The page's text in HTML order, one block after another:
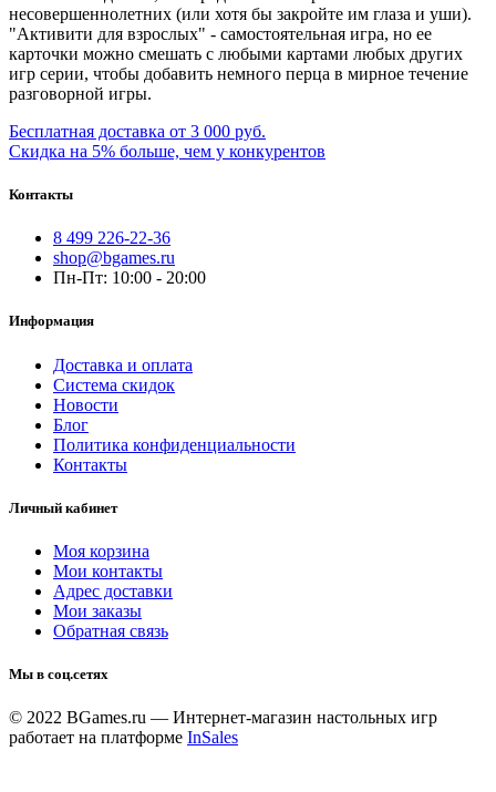
несовершеннолетних (или хотя бы закройте им глаза и уши).
"Активити для взрослых" - самостоятельная игра, но ее
карточки можно смешать с любыми картами любых других
игр серии, чтобы добавить немного перца в мирное течение
разговорной игры.
Бесплатная доставка от 3 000 руб.
Скидка на 5% больше, чем у конкурентов
Контакты
8 499 226-22-36
shop@bgames.ru
Пн-Пт: 10:00 - 20:00
Информация
Доставка и оплата
Система скидок
Новости
Блог
Политика конфиденциальности
Контакты
Личный кабинет
Моя корзина
Мои контакты
Адрес доставки
Мои заказы
Обратная связь
Мы в соц.сетях
© 2022 BGames.ru — Интернет-магазин настольных игр
работает на платформе InSales